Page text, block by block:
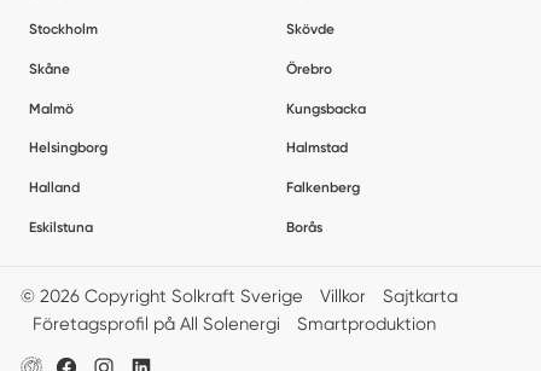
Stockholm Skövde
Skåne Örebro
Malmö Kungsbacka
Helsingborg Halmstad
Halland Falkenberg
Eskilstuna Borås
© 2026 Copyright Solkraft Sverige Villkor
Sajtkarta
Företagsprofil på All Solenergi
Smartproduktion